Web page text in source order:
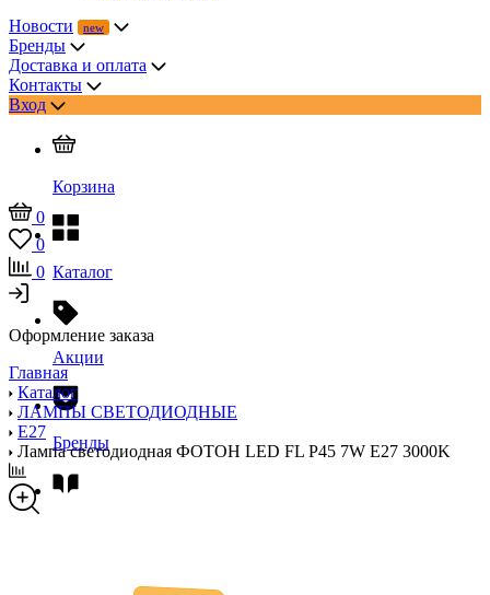
Новости
Бренды
Доставка и оплата
Контакты
Вход
Корзина
Каталог
Акции
Бренды
0
0
0
Оформление заказа
Главная
Каталог
ЛАМПЫ СВЕТОДИОДНЫЕ
E27
Лампа светодиодная ФОТОН LED FL P45 7W E27 3000K